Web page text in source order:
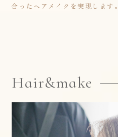
合ったヘアメイクを実現します。
Hair&make